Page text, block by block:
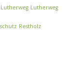
Lutherweg Lutherweg
Restholz